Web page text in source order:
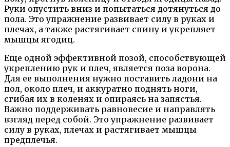
Руки опустить вниз и попытаться дотянуться до
пола. Это упражнение развивает силу в руках и
плечах, а также растягивает спину и укрепляет
мышцы ягодиц.
Еще одной эффективной позой, способствующей
укреплению рук и плеч, является поза ворона.
Для ее выполнения нужно поставить ладони на
пол, около плеч, и аккуратно поднять ноги,
сгибая их в коленях и опираясь на запястья.
Важно поддерживать равновесие и направлять
взгляд перед собой. Это упражнение развивает
силу в руках, плечах и растягивает мышцы
предплечья.